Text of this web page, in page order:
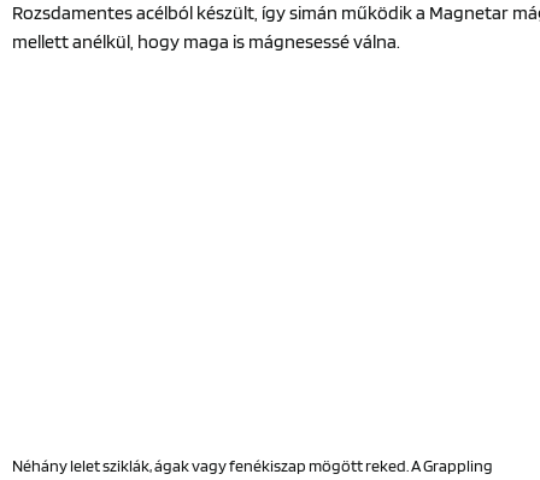
Rozsdamentes acélból készült, így simán működik a Magnetar
mellett anélkül, hogy maga is mágnesessé válna.
Néhány lelet sziklák, ágak vagy fenékiszap mögött reked. A Grappling